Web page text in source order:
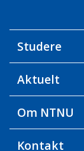
Studere
Aktuelt
Om NTNU
Kontakt